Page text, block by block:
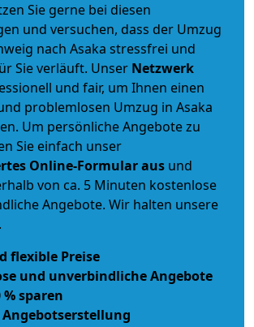
Sie gerne bei diesen
und versuchen, dass der Umzug
nach Asaka stressfrei und
Sie verläuft. Unser Netzwerk
und fair, um Ihnen einen
problemlosen Umzug in Asaka
Um persönliche Angebote zu
Sie einfach unser
Online-Formular aus und
von ca. 5 Minuten kostenlose
Angebote. Wir halten unsere
flexible Preise
und unverbindliche Angebote
% sparen